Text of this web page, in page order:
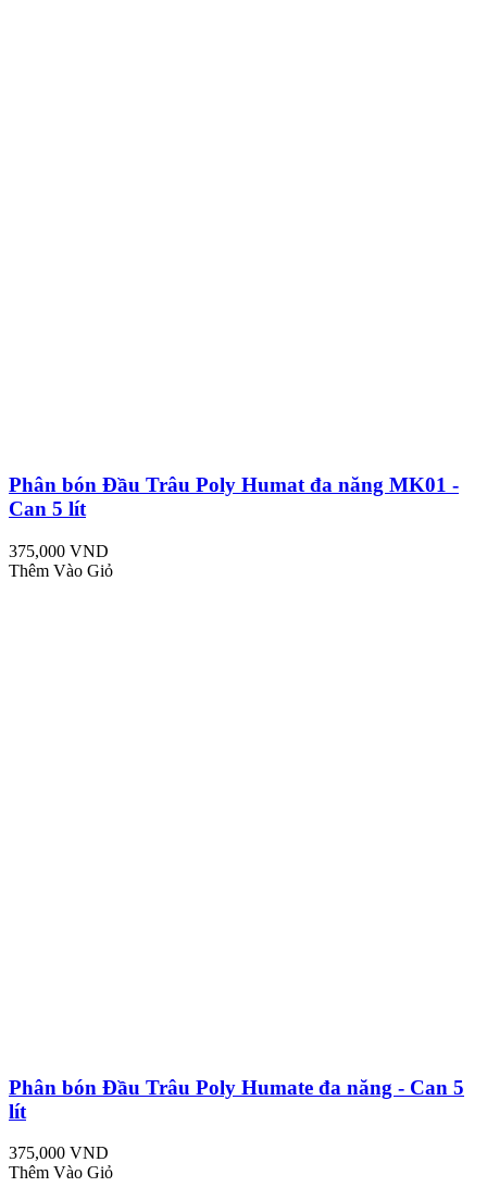
Phân bón Đầu Trâu Poly Humat đa năng MK01 -
Can 5 lít
375,000 VND
Thêm Vào Giỏ
Phân bón Đầu Trâu Poly Humate đa năng - Can 5
lít
375,000 VND
Thêm Vào Giỏ